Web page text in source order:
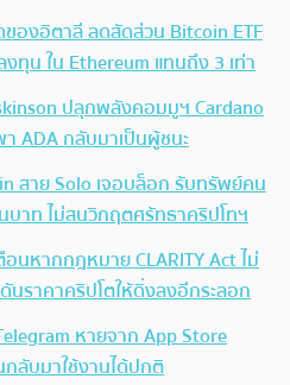
องอิตาลี ลดสัดส่วน Bitcoin ETF
ทุน ใน Ethereum แทนถึง 3 เท่า
ปลุกพลังคอมมูฯ Cardano
ADA กลับมาเป็นผู้ชนะ
สาย Solo เจอบล็อก รับทรัพย์คน
บาท ไม่สนวิกฤตศรัทธาคริปโทฯ
อนหากกฎหมาย CLARITY Act ไม่
ราคาคริปโตให้ดิ่งลงอีกระลอก
หายจาก App Store
ลับมาใช้งานได้ปกติ